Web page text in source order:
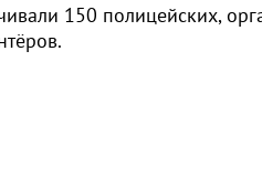
150 полицейских,